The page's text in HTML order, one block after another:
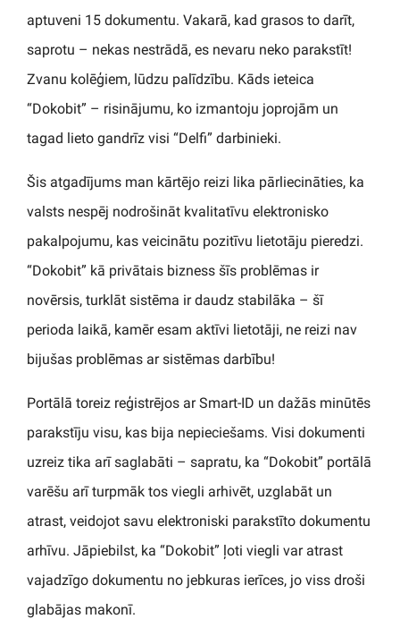
aptuveni 15 dokumentu. Vakarā, kad grasos to darīt,
saprotu – nekas nestrādā, es nevaru neko parakstīt!
Zvanu kolēģiem, lūdzu palīdzību. Kāds ieteica
“Dokobit” – risinājumu, ko izmantoju joprojām un
tagad lieto gandrīz visi “Delfi” darbinieki.
Šis atgadījums man kārtējo reizi lika pārliecināties, ka
valsts nespēj nodrošināt kvalitatīvu elektronisko
pakalpojumu, kas veicinātu pozitīvu lietotāju pieredzi.
“Dokobit” kā privātais bizness šīs problēmas ir
novērsis, turklāt sistēma ir daudz stabilāka – šī
perioda laikā, kamēr esam aktīvi lietotāji, ne reizi nav
bijušas problēmas ar sistēmas darbību!
Portālā toreiz reģistrējos ar Smart-ID un dažās minūtēs
parakstīju visu, kas bija nepieciešams. Visi dokumenti
uzreiz tika arī saglabāti – sapratu, ka “Dokobit” portālā
varēšu arī turpmāk tos viegli arhivēt, uzglabāt un
atrast, veidojot savu elektroniski parakstīto dokumentu
arhīvu. Jāpiebilst, ka “Dokobit” ļoti viegli var atrast
vajadzīgo dokumentu no jebkuras ierīces, jo viss droši
glabājas makonī.